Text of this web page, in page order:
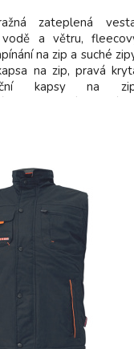
zateplená
a větru,
na zip a suché
na zip, pravá
kapsy na
mm.